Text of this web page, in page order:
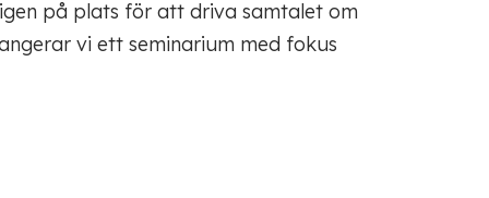
på plats för att driva samtalet om
vi ett seminarium med fokus